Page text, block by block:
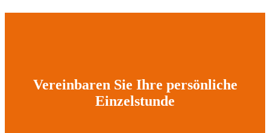
Vereinbaren Sie Ihre persönliche
Einzelstunde